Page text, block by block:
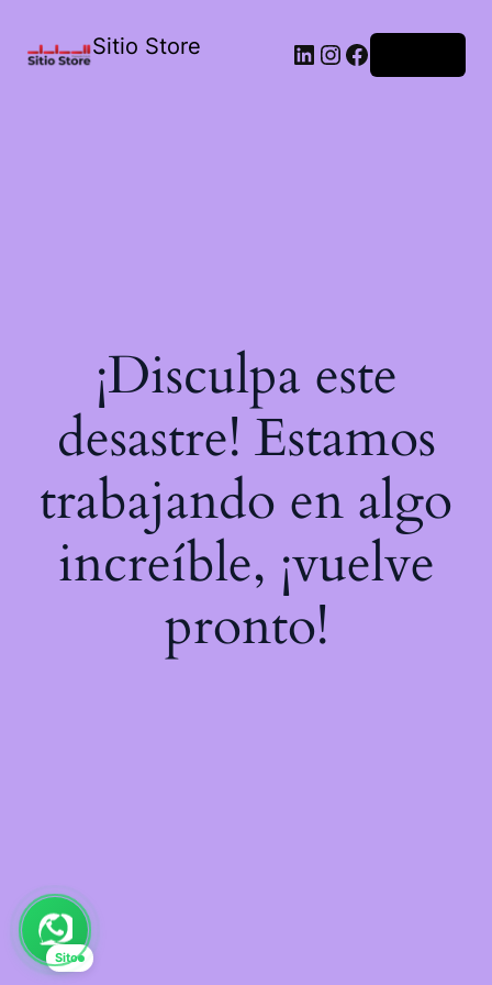
Sitio Store
¡Disculpa este
desastre! Estamos
trabajando en algo
increíble, ¡vuelve
pronto!
Sito